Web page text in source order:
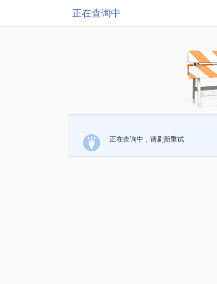
正在查询中
正在查询中，请刷新重试